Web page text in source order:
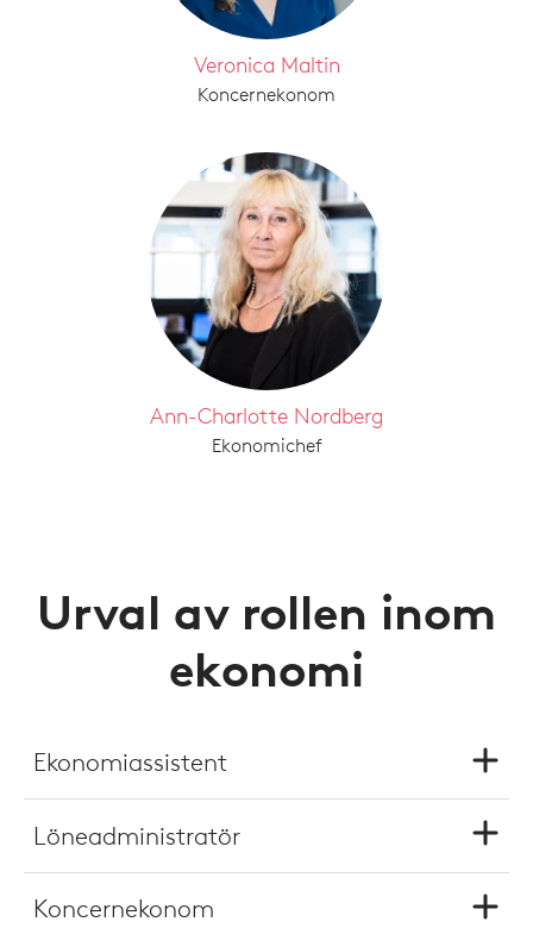
Veronica Maltin
Koncernekonom
Ann-Charlotte Nordberg
Ekonomichef
Urval av rollen inom
ekonomi
Ekonomiassistent
Löneadministratör
Koncernekonom